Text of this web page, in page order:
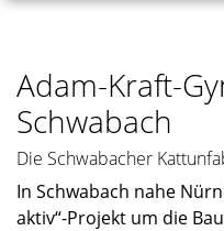
Adam-Kraft-
Schwabach
Die Schwabacher
In Schwa­bach nahe
aktiv“-Projekt um die